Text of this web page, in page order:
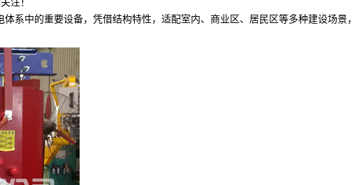
体系中的重要设备，凭借结构特性，适配室内、商业区、居民区等多种建设场景，